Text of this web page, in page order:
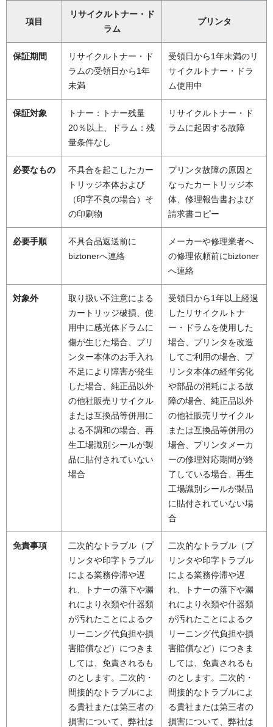
項目
リサイクルトナー・ド
ラム
プリンタ
保証期間
リサイクルトナー・ド
ラムの受領日から1年
未満
受領日から1年未満のリ
サイクルトナー・ドラ
ム使用中
保証対象
トナー：トナー残量
20％以上、ドラム：残
量条件なし
リサイクルトナー・ド
ラムに起因する故障
必要なもの
不具合を起こしたカー
トリッジ本体および
（印字不良の場合）そ
の印刷物
プリンタ故障の原因と
なったカートリッジ本
体、修理報告書および
請求書コピー
必要手順
不具合品返送前に
biztonerへ連絡
メーカーや修理業者へ
の修理依頼前にbiztoner
へ連絡
対象外
取り扱い不注意による
カートリッジ破損、使
用中に感光体ドラムに
傷が生じた場合、プリ
ンター本体のお手入れ
不足により障害が発生
した場合、純正品以外
の他社販売リサイクル
または互換品等併用に
よる不調和の場合、再
生工場識別シールが製
品に貼付されていない
場合
受領日から1年以上経過
したリサイクルトナ
ー・ドラムを使用した
場合、プリンタを改造
してご利用の場合、プ
リンタ本体の経年劣化
や部品の消耗による故
障の場合、純正品以外
の他社販売リサイクル
または互換品等併用の
場合、プリンタメーカ
ーの修理対応期間が終
了している場合、再生
工場識別シールが製品
に貼付されていない場
合
免責事項
二次的なトラブル（プ
リンタや印字トラブル
による業務停滞や遅
れ、トナーの落下や漏
れにより衣類や什器類
が汚れたことによるク
リーニング代負担や損
害賠償など）につきま
しては、免責されるも
のとします。二次的・
間接的なトラブルによ
る貴社または第三者の
損害について、弊社は
二次的なトラブル（プ
リンタや印字トラブル
による業務停滞や遅
れ、トナーの落下や漏
れにより衣類や什器類
が汚れたことによるク
リーニング代負担や損
害賠償など）につきま
しては、免責されるも
のとします。二次的・
間接的なトラブルによ
る貴社または第三者の
損害について、弊社は